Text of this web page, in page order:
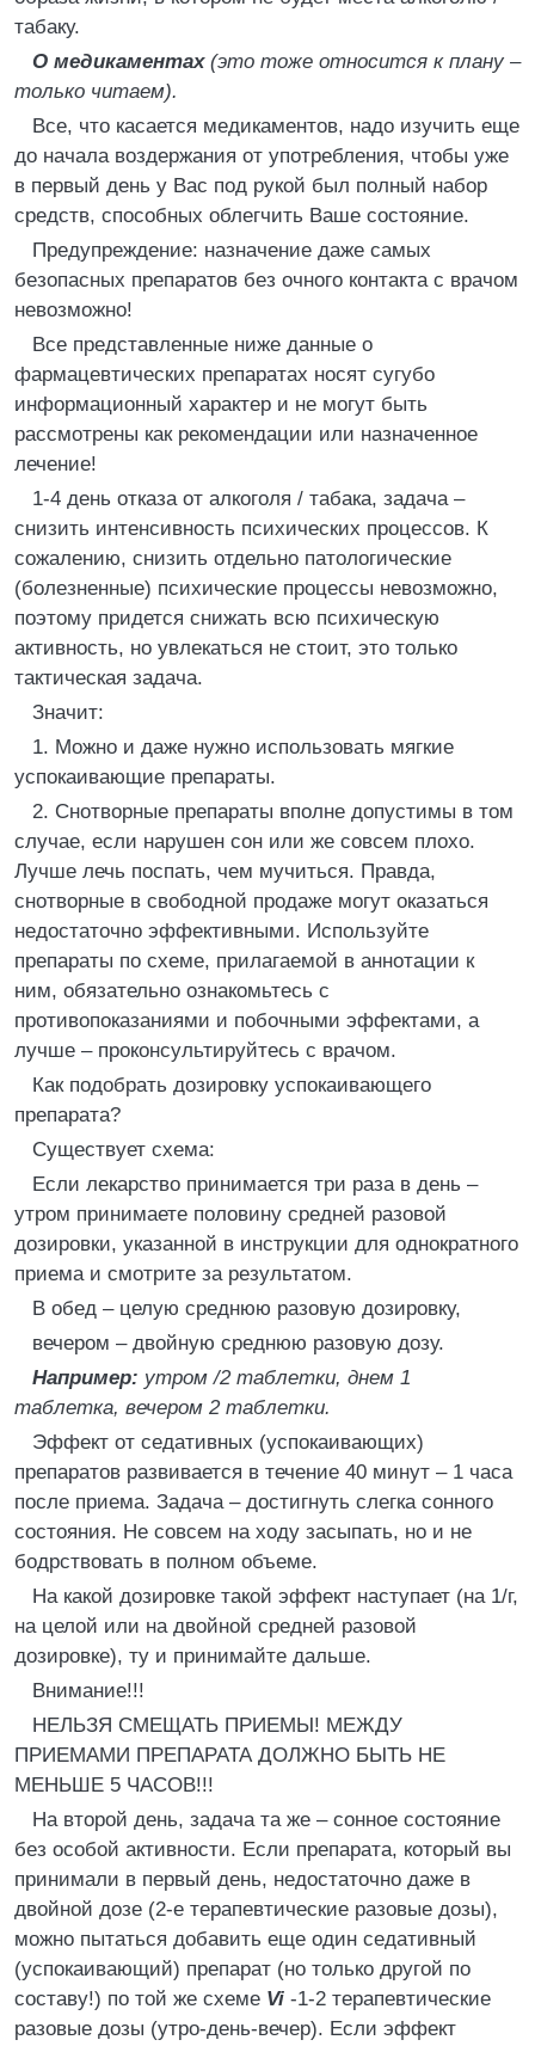
табаку.
О медикаментах (это тоже относится к плану –
только читаем).
Все, что касается медикаментов, надо изучить еще
до начала воздержания от употребления, чтобы уже
в первый день у Вас под рукой был полный набор
средств, способных облегчить Ваше состояние.
Предупреждение: назначение даже самых
безопасных препаратов без очного контакта с врачом
невозможно!
Все представленные ниже данные о
фармацевтических препаратах носят сугубо
информационный характер и не могут быть
рассмотрены как рекомендации или назначенное
лечение!
1-4 день отказа от алкоголя / табака, задача –
снизить интенсивность психических процессов. К
сожалению, снизить отдельно патологические
(болезненные) психические процессы невозможно,
поэтому придется снижать всю психическую
активность, но увлекаться не стоит, это только
тактическая задача.
Значит:
1. Можно и даже нужно использовать мягкие
успокаивающие препараты.
2. Снотворные препараты вполне допустимы в том
случае, если нарушен сон или же совсем плохо.
Лучше лечь поспать, чем мучиться. Правда,
снотворные в свободной продаже могут оказаться
недостаточно эффективными. Используйте
препараты по схеме, прилагаемой в аннотации к
ним, обязательно ознакомьтесь с
противопоказаниями и побочными эффектами, а
лучше – проконсультируйтесь с врачом.
Как подобрать дозировку успокаивающего
препарата?
Существует схема:
Если лекарство принимается три раза в день –
утром принимаете половину средней разовой
дозировки, указанной в инструкции для однократного
приема и смотрите за результатом.
В обед – целую среднюю разовую дозировку,
вечером – двойную среднюю разовую дозу.
Например: утром /2 таблетки, днем 1
таблетка, вечером 2 таблетки.
Эффект от седативных (успокаивающих)
препаратов развивается в течение 40 минут – 1 часа
после приема. Задача – достигнуть слегка сонного
состояния. Не совсем на ходу засыпать, но и не
бодрствовать в полном объеме.
На какой дозировке такой эффект наступает (на 1/г,
на целой или на двойной средней разовой
дозировке), ту и принимайте дальше.
Внимание!!!
НЕЛЬЗЯ СМЕЩАТЬ ПРИЕМЫ! МЕЖДУ
ПРИЕМАМИ ПРЕПАРАТА ДОЛЖНО БЫТЬ НЕ
МЕНЬШЕ 5 ЧАСОВ!!!
На второй день, задача та же – сонное состояние
без особой активности. Если препарата, который вы
принимали в первый день, недостаточно даже в
двойной дозе (2-е терапевтические разовые дозы),
можно пытаться добавить еще один седативный
(успокаивающий) препарат (но только другой по
составу!) по той же схеме Vi -1-2 терапевтические
разовые дозы (утро-день-вечер). Если эффект